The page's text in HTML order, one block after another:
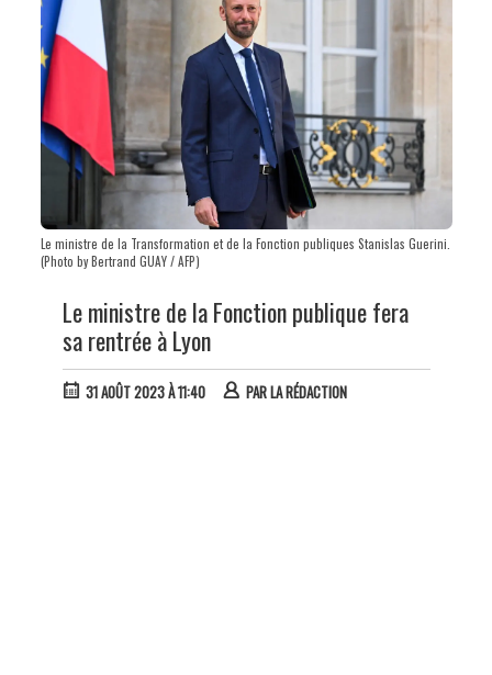
Le ministre de la Transformation et de la Fonction publiques Stanislas Guerini.
(Photo by Bertrand GUAY / AFP)
Le ministre de la Fonction publique fera
sa rentrée à Lyon
31 AOÛT 2023 À 11:40 PARLA RÉDACTION